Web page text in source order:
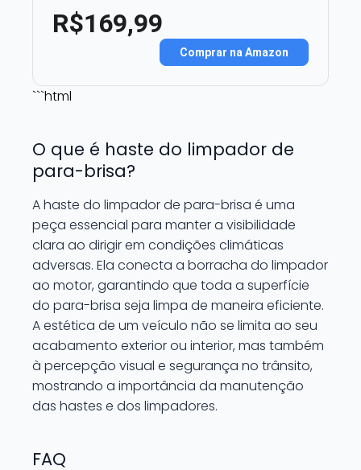
R$169,99
Comprar na Amazon
```html
O que é haste do limpador de
para-brisa?
A haste do limpador de para-brisa é uma
peça essencial para manter a visibilidade
clara ao dirigir em condições climáticas
adversas. Ela conecta a borracha do limpador
ao motor, garantindo que toda a superfície
do para-brisa seja limpa de maneira eficiente.
A estética de um veículo não se limita ao seu
acabamento exterior ou interior, mas também
à percepção visual e segurança no trânsito,
mostrando a importância da manutenção
das hastes e dos limpadores.
FAQ